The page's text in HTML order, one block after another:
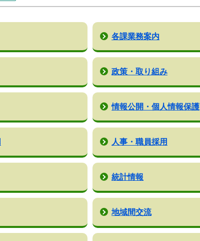
各課業務案内
政策・取り組み
情報公開・個人情報保護
人事・職員採用
統計情報
地域間交流